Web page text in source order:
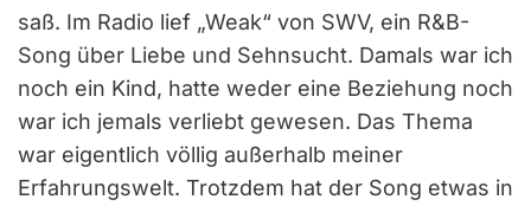
saß. Im Radio lief „Weak“ von SWV, ein R&B-
Song über Liebe und Sehnsucht. Damals war ich
noch ein Kind, hatte weder eine Beziehung noch
war ich jemals verliebt gewesen. Das Thema
war eigentlich völlig außerhalb meiner
Erfahrungswelt. Trotzdem hat der Song etwas in